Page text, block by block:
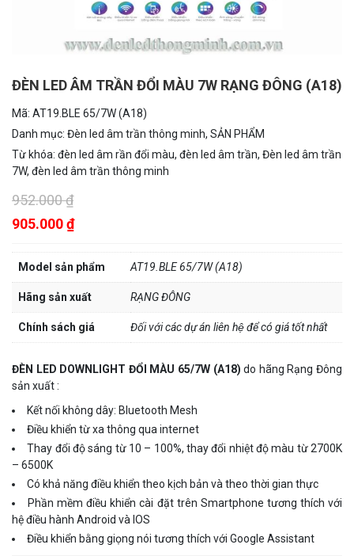
ĐÈN LED ÂM TRẦN ĐỔI MÀU 7W RẠNG ĐÔNG (A18)
Mã: AT19.BLE 65/7W (A18)
Danh mục: Đèn led âm trần thông minh, SẢN PHẨM
Từ khóa: đèn led âm rần đổi màu, đèn led âm trần, Đèn led âm trần
7W, đèn led âm trần thông minh
952.000 ₫
905.000 ₫
Model sản phẩm AT19.BLE 65/7W (A18)
Hãng sản xuất RẠNG ĐÔNG
Chính sách giá Đối với các dự án liên hệ để có giá tốt nhất
ĐÈN LED DOWNLIGHT ĐỔI MÀU 65/7W (A18) do hãng Rạng Đông
sản xuất :
Kết nối không dây: Bluetooth Mesh
Điều khiển từ xa thông qua internet
Thay đổi độ sáng từ 10 – 100%, thay đổi nhiệt độ màu từ 2700K
– 6500K
Có khả năng điều khiển theo kịch bản và theo thời gian thực
Phần mềm điều khiển cài đặt trên Smartphone tương thích với
hệ điều hành Android và IOS
Điều khiển bằng giọng nói tương thích với Google Assistant